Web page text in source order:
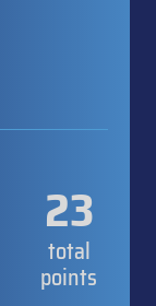
23
total
points